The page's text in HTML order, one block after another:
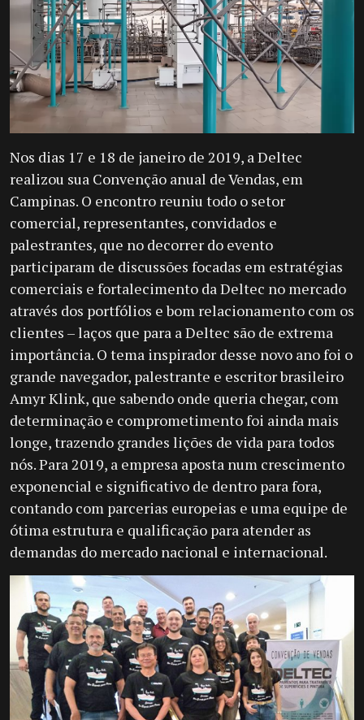
Nos dias 17 e 18 de janeiro de 2019, a Deltec
realizou sua Convenção anual de Vendas, em
Campinas. O encontro reuniu todo o setor
comercial, representantes, convidados e
palestrantes, que no decorrer do evento
participaram de discussões focadas em estratégias
comerciais e fortalecimento da Deltec no mercado
através dos portfólios e bom relacionamento com os
clientes – laços que para a Deltec são de extrema
importância. O tema inspirador desse novo ano foi o
grande navegador, palestrante e escritor brasileiro
Amyr Klink, que sabendo onde queria chegar, com
determinação e comprometimento foi ainda mais
longe, trazendo grandes lições de vida para todos
nós. Para 2019, a empresa aposta num crescimento
exponencial e significativo de dentro para fora,
contando com parcerias europeias e uma equipe de
ótima estrutura e qualificação para atender as
demandas do mercado nacional e internacional.